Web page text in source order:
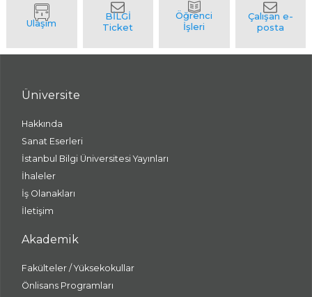
Üniversite
Hakkında
Sanat Eserleri
İstanbul Bilgi Üniversitesi Yayınları
İhaleler
İş Olanakları
İletişim
Akademik
Fakülteler / Yüksekokullar
Önlisans Programları